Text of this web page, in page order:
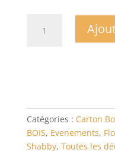
Catégories : Carton
BOIS, Evenements,
Shabby, Toutes les